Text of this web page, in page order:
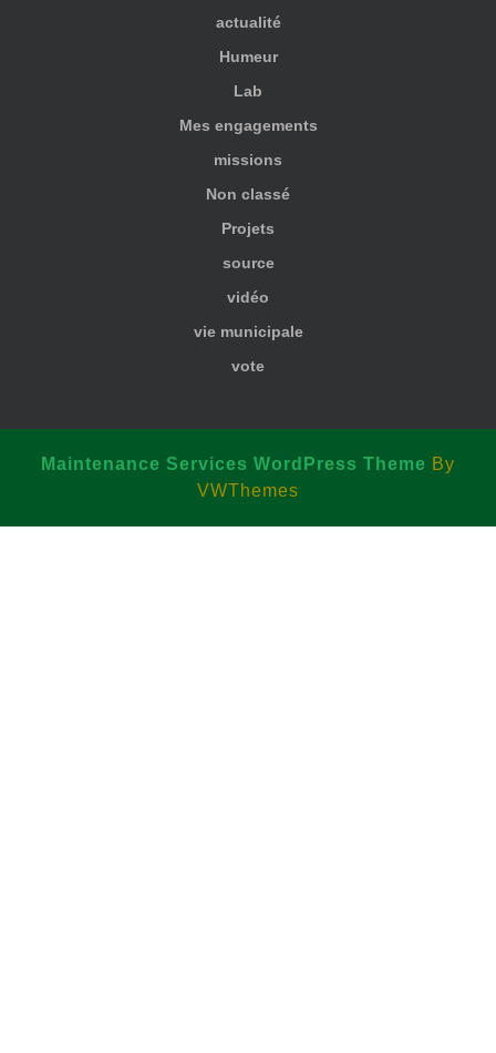
actualité
Humeur
Lab
Mes engagements
missions
Non classé
Projets
source
vidéo
vie municipale
vote
Maintenance Services WordPress Theme By
VWThemes